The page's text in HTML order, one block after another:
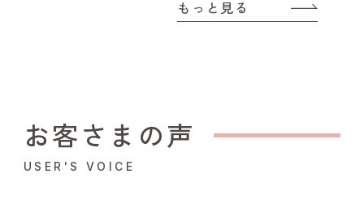
もっと見る
お客さまの声
USER'S VOICE